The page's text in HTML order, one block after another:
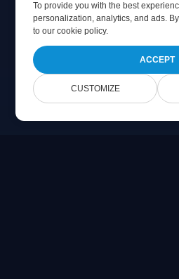
To provide you with the best
personalization, analytics, and ads.
toour cookie policy.
ACCEPT
CUSTOMIZE